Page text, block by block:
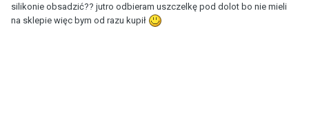
silikonie obsadzić?? jutro odbieram uszczelkę pod dolot bo nie mieli
na sklepie więc bym od razu kupił